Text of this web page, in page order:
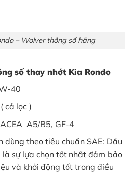
– Wolver thông số hãng
số thay nhớt Kia Rondo
40
cả lọc )
A5/B5, GF-4
theo tiêu chuẩn SAE: Dầu
sự lựa chọn tốt nhất đảm bảo
và khởi động tốt trong điều